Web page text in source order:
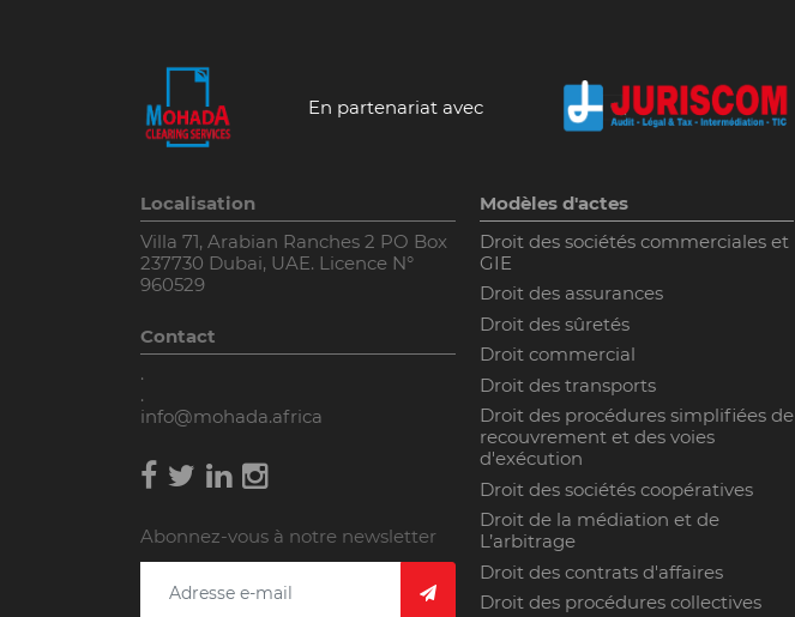
En partenariat avec
Localisation
Villa 71, Arabian Ranches 2 PO Box
237730 Dubai, UAE. Licence N°
960529
Contact
.
.
info@mohada.africa
Abonnez-vous à notre newsletter
Modèles d'actes
Droit des sociétés commerciales et
GIE
Droit des assurances
Droit des sûretés
Droit commercial
Droit des transports
Droit des procédures simplifiées de
recouvrement et des voies
d'exécution
Droit des sociétés coopératives
Droit de la médiation et de
L’arbitrage
Droit des contrats d'affaires
Droit des procédures collectives